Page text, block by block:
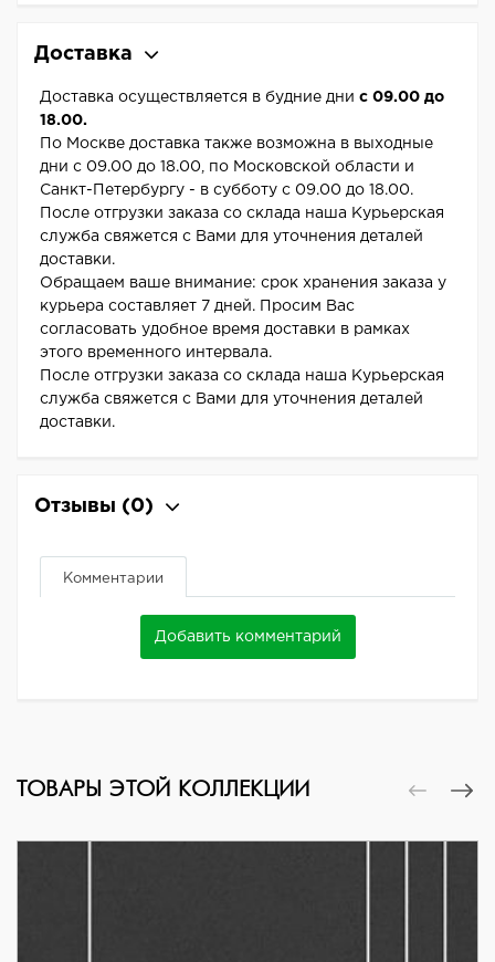
Доставка
Доставка осуществляется в будние дни с 09.00 до
18.00.
По Москве доставка также возможна в выходные
дни с 09.00 до 18.00, по Московской области и
Санкт-Петербургу - в субботу с 09.00 до 18.00.
После отгрузки заказа со склада наша Курьерская
служба свяжется с Вами для уточнения деталей
доставки.
Обращаем ваше внимание: срок хранения заказа у
курьера составляет 7 дней. Просим Вас
согласовать удобное время доставки в рамках
этого временного интервала.
После отгрузки заказа со склада наша Курьерская
служба свяжется с Вами для уточнения деталей
доставки.
Отзывы (0)
Комментарии
Добавить комментарий
ТОВАРЫ ЭТОЙ КОЛЛЕКЦИИ